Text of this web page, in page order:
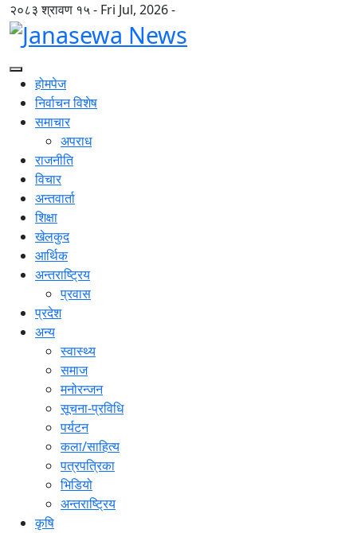
२०८३ श्रावण १५ - Fri Jul, 2026 -
होमपेज
निर्वाचन विशेष
समाचार
अपराध
राजनीति
विचार
अन्तवार्ता
शिक्षा
खेलकुद
आर्थिक
अन्तराष्ट्रिय
प्रवास
प्रदेश
अन्य
स्वास्थ्य
समाज
मनोरन्जन
सूचना-प्रविधि
पर्यटन
कला/साहित्य
पत्रपत्रिका
भिडियो
अन्तराष्ट्रिय
कृषि